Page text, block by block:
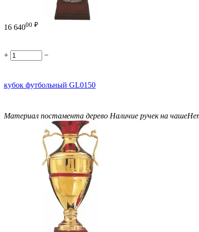
16 64000 ₽
+ −
кубок футбольный GL0150
Материал постамента дерево Наличие ручек на чаше